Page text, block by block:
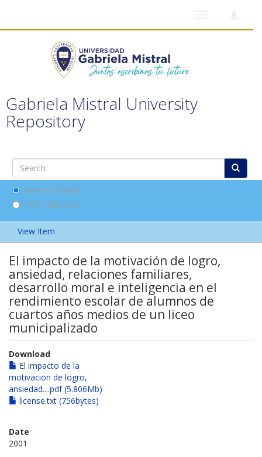
Gabriela Mistral University
Repository
Search DSpace
This Collection
View Item
El impacto de la motivación de logro,
ansiedad, relaciones familiares,
desarrollo moral e inteligencia en el
rendimiento escolar de alumnos de
cuartos años medios de un liceo
municipalizado
Download
El impacto de la
motivacion de logro,
ansiedad....pdf (5.806Mb)
license.txt (756bytes)
Date
2001